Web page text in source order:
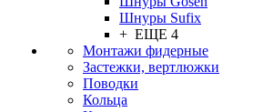
Шнуры Sufix
+ ЕЩЕ 4
Монтажи фидерные
Застежки, вертлюжки
Поводки
Кольца